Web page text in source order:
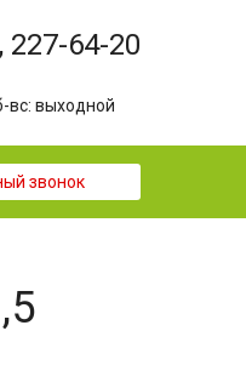
227-64-20
вс: выходной
звонок